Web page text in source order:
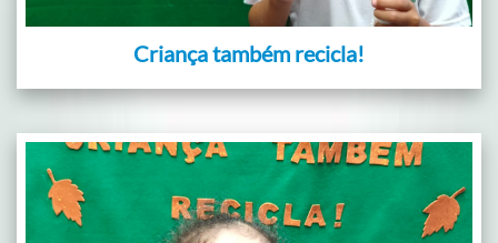
Criança também recicla!